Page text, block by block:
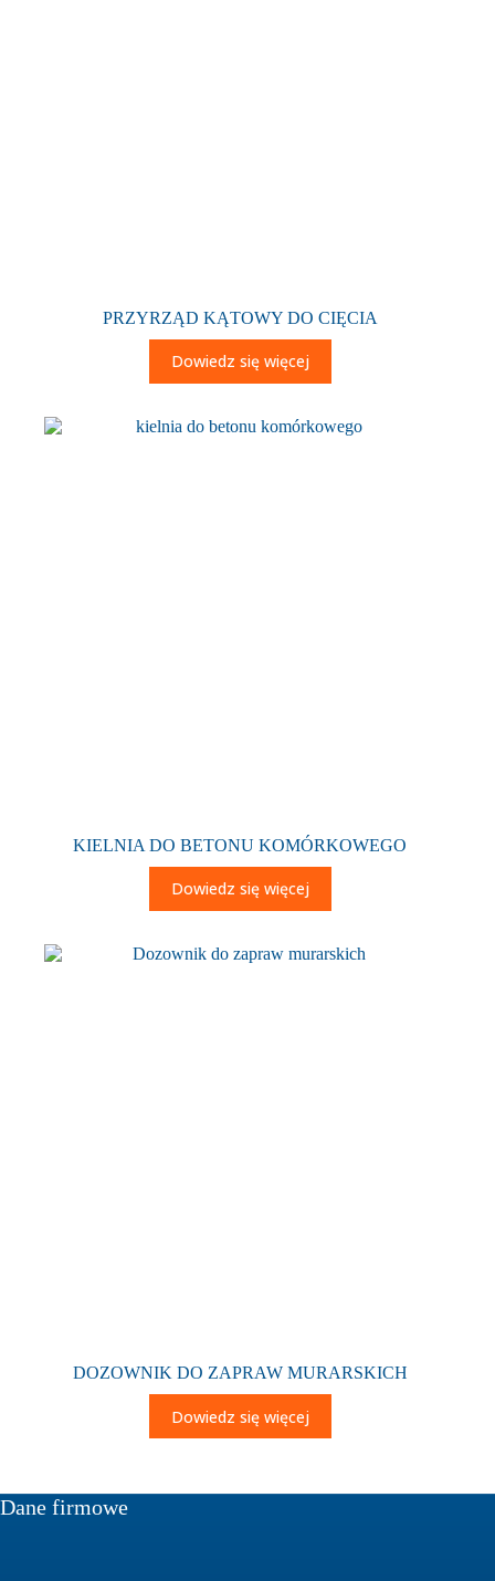
PRZYRZĄD KĄTOWY DO CIĘCIA
Dowiedz się więcej
KIELNIA DO BETONU KOMÓRKOWEGO
Dowiedz się więcej
DOZOWNIK DO ZAPRAW MURARSKICH
Dowiedz się więcej
Dane firmowe